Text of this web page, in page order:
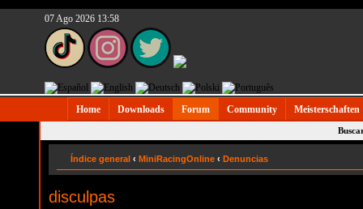
07 Ago 2026 13:58
Home Downloads Forum Community Meisterschaften
Índice general ‹ MiniRacingOnline ‹ Denuncias
disculpas